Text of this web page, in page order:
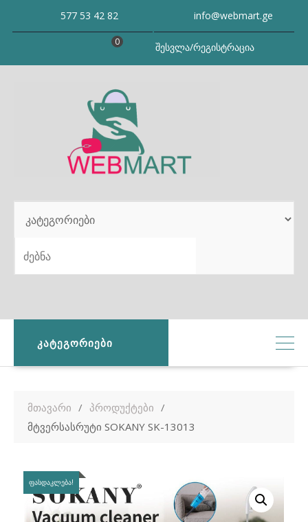
577 53 42 82 info@webmart.ge
შესვლა/რეგისტრაცია
0
SEARCH
ᲙᲐᲢᲔᲒᲝᲠᲘᲔᲑᲘ
მთავარი
პროდუქტები
მტვერსასრუტი SOKANY SK-13013
ᲤᲐᲡᲓᲐᲙᲚᲔᲑᲐ!